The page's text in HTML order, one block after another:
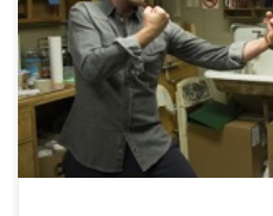
duda Birdman debe su
Cassavettes, tanto en el fondo
aquel clásico moderno, la cinta
[…]